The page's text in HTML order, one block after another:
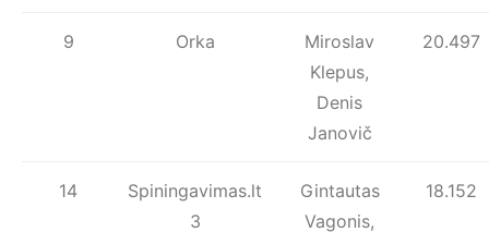
9 Orka
Miroslav
Klepus,
Denis
Janovič
20.497
14
Spiningavimas.lt
3
Gintautas
Vagonis,
18.152